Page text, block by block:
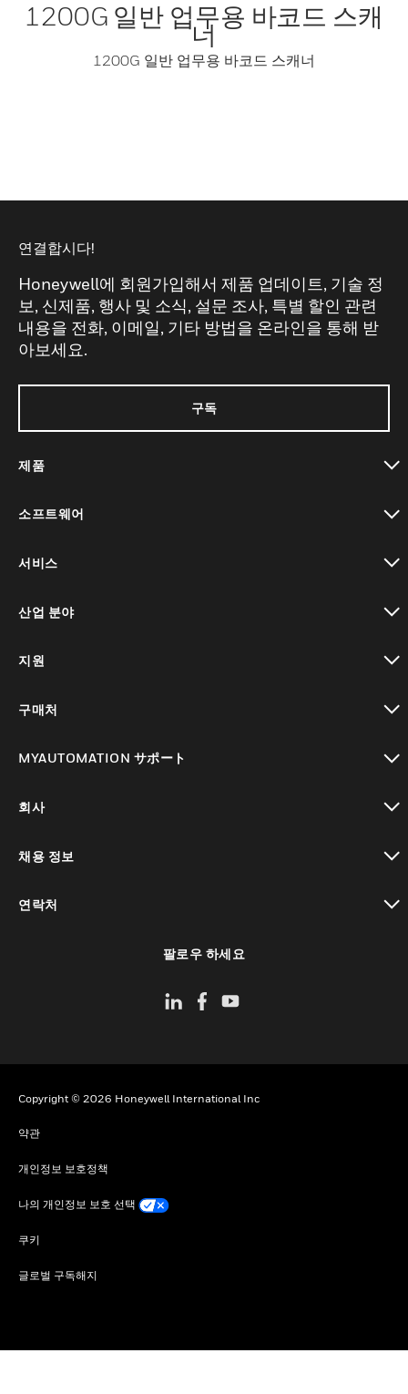
1200G 일반 업무용 바코드 스캐
너
1200G 일반 업무용 바코드 스캐너
연결합시다!
Honeywell에 회원가입해서 제품 업데이트, 기술 정
보, 신제품, 행사 및 소식, 설문 조사, 특별 할인 관련
내용을 전화, 이메일, 기타 방법을 온라인을 통해 받
아보세요.
구독
제품
소프트웨어
서비스
산업 분야
지원
구매처
MYAUTOMATION サポート
회사
채용 정보
연락처
팔로우 하세요
Copyright © 2026 Honeywell International Inc
약관
개인정보 보호정책
나의 개인정보 보호 선택
쿠키
글로벌 구독해지